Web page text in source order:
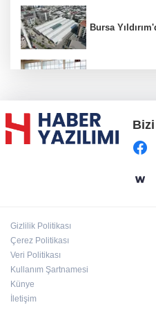
Bursa
Başkent'in
sürüyor
Gizlilik Politikası
Çerez Politikası
Veri Politikası
Kullanım Şartnamesi
Künye
İletişim